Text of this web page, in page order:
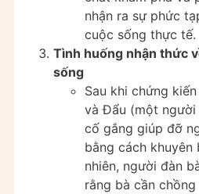
nhận ra sự phức
cuộc sống thực tế.
Tình huống nhận thức
sống
Sau khi chứng
và Đẩu (một người
cố gắng giúp đỡ
bằng cách khuyên
nhiên, người đàn
rằng bà cần